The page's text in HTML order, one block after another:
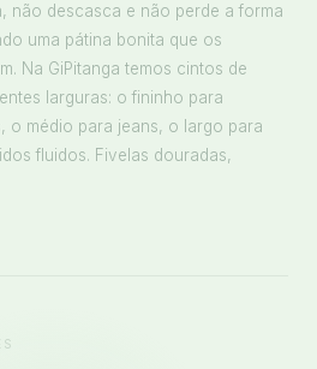
não descasca e não perde a forma
uma pátina bonita que os
Na GiPitanga temos cintos de
larguras: o fininho para
o médio para jeans, o largo para
fluidos. Fivelas douradas,